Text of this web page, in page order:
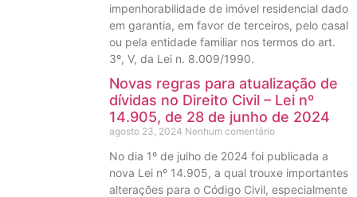
impenhorabilidade de imóvel residencial dado
em garantia, em favor de terceiros, pelo casal
ou pela entidade familiar nos termos do art.
3º, V, da Lei n. 8.009/1990.
Novas regras para atualização de
dívidas no Direito Civil – Lei nº
14.905, de 28 de junho de 2024
agosto 23, 2024 Nenhum comentário
No dia 1º de julho de 2024 foi publicada a
nova Lei nº 14.905, a qual trouxe importantes
alterações para o Código Civil, especialmente